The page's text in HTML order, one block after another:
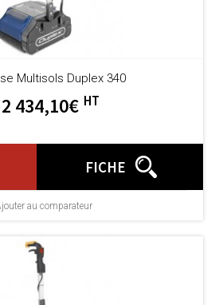
Multisols Duplex 340
2 434,10€ HT
FICHE
au comparateur